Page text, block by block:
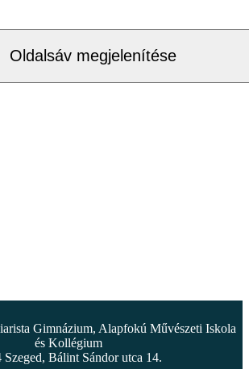
Oldalsáv megjelenítése
Gimnázium, Alapfokú Művészeti Iskola
és Kollégium
Szeged, Bálint Sándor utca 14.